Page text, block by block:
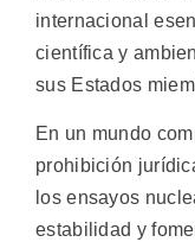
internacional
científica y
sus Estados
En un mundo
prohibición
los ensayos
estabilidad y